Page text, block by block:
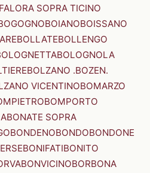
SOPRA TICINO
BOIANOBOISSANO
BOLLATEBOLLENGO
BOLOGNOLA
BOLZANO .BOZEN.
VICENTINOBOMARZO
BOMPORTO
BONATE SOPRA
BONDENOBONDOBONDONE
BONIFATIBONITO
BONVICINOBORBONA